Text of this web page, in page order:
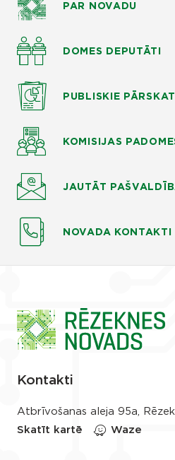
PAR NOVADU
DOMES DEPUTĀTI
PUBLISKIE PĀRSKATI
KOMISIJAS
JAUTĀT
NOVADA KONTAKTI
Kontakti
Atbrīvošanas aleja 95a,
Skatīt kartē
Waze